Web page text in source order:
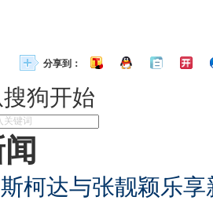
分享到：
搜狗开始
柯达与张靓颖乐享